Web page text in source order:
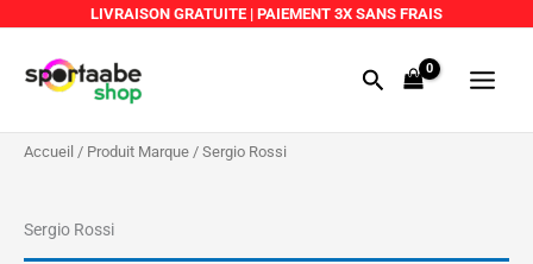
contenu
LIVRAISON GRATUITE | PAIEMENT 3X SANS FRAIS
RechercherMenu
Accueil / Produit Marque / Sergio Rossi
Sergio Rossi